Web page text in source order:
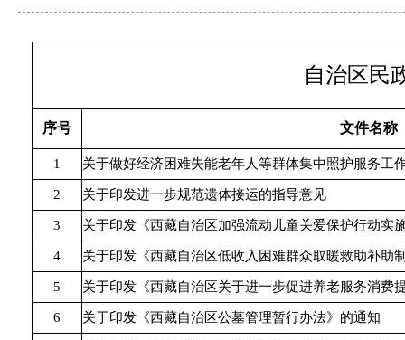
自治区民
序号 文件名称
1 关于做好经济困难失能老年人等群体集中照护服务工
2 关于印发进一步规范遗体接运的指导意见
3 关于印发《西藏自治区加强流动儿童关爱保护行动实
4 关于印发《西藏自治区低收入困难群众取暖救助补助
5 关于印发《西藏自治区关于进一步促进养老服务消费
6 关于印发《西藏自治区公墓管理暂行办法》的通知